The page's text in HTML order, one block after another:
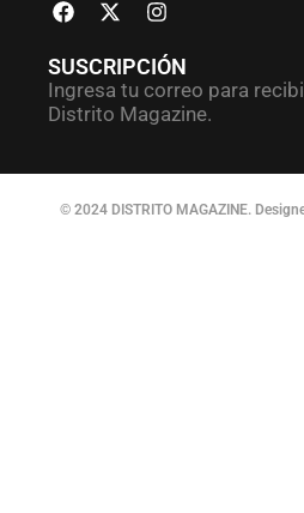
SUSCRIPCIÓN
Ingresa tu correo para
Distrito Magazine.
© 2024 DISTRITO MAGAZINE.